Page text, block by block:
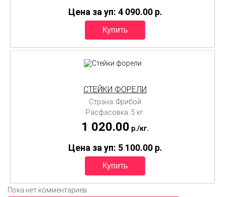
Цена за уп: 4 090.00 p.
СТЕЙКИ ФОРЕЛИ
Страна: Фрибой
Расфасовка: 5 кг.
1 020.00 p./кг.
Цена за уп: 5 100.00 p.
Пока нет комментариев